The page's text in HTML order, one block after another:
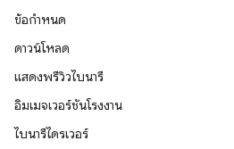
ข้อกำหนด
ดาวน์โหลด
แสดงพรีวิวไบนารี
อิมเมจเวอร์ชันโรงงาน
ไบนารีไดรเวอร์